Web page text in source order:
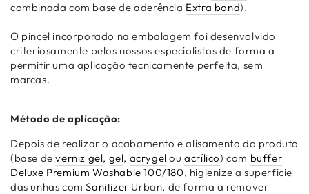
combinada com base de aderência Extra bond).
O pincel incorporado na embalagem foi desenvolvido
criteriosamente pelos nossos especialistas de forma a
permitir uma aplicação tecnicamente perfeita, sem
marcas.
Método de aplicação:
Depois de realizar o acabamento e alisamento do produto
(base deverniz gel, gel, acrygel ouacrílico) com buffer
Deluxe Premium Washable 100/180, higienize a superfície
das unhas comSanitizer Urban, de forma a remover